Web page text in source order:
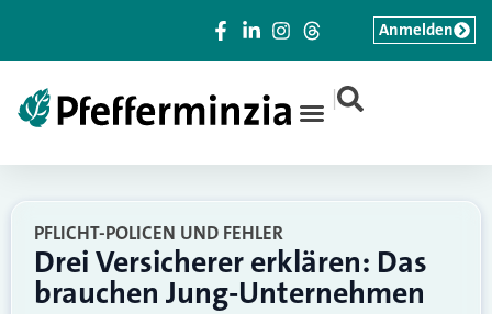
|
Anmelden
PFLICHT-POLICEN UND FEHLER
Drei Versicherer erklären: Das
brauchen Jung-Unternehmen